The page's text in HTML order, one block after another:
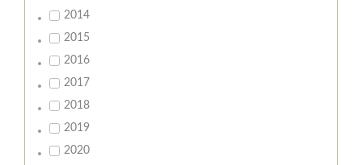
2014
2015
2016
2017
2018
2019
2020